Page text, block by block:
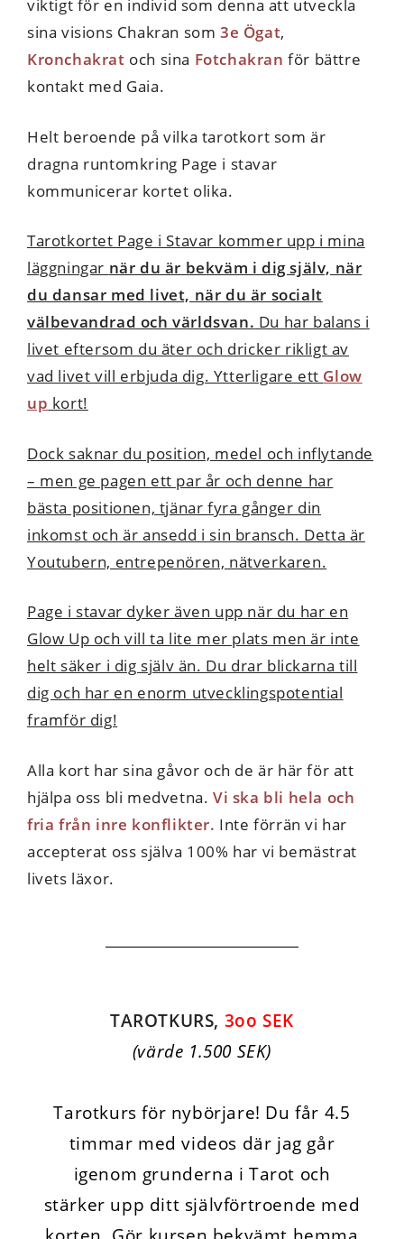
viktigt för en individ som denna att utveckla
sina visions Chakran som3e Ögat,
Kronchakrat och sina Fotchakran för bättre
kontakt med Gaia.
Helt beroende på vilka tarotkort som är
dragna runtomkring Page i stavar
kommunicerar kortet olika.
Tarotkortet Page i Stavar kommer upp i mina
läggningar när du är bekväm i dig själv, när
du dansar med livet, när du är socialt
välbevandrad och världsvan. Du har balans i
livet eftersom du äter och dricker rikligt av
vad livet vill erbjuda dig. Ytterligare ett Glow
up kort!
Dock saknar du position, medel och inflytande
– men ge pagen ett par år och denne har
bästa positionen, tjänar fyra gånger din
inkomst och är ansedd i sin bransch. Detta är
Youtubern, entrepenören, nätverkaren.
Page i stavar dyker även upp när du har en
Glow Up och vill ta lite mer plats men är inte
helt säker i dig själv än. Du drar blickarna till
dig och har en enorm utvecklingspotential
framför dig!
Alla kort har sina gåvor och de är här för att
hjälpa oss bli medvetna.Vi ska bli hela och
fria från inre konflikter. Inte förrän vi har
accepterat oss själva 100% har vi bemästrat
livets läxor.
TAROTKURS, 3oo SEK
(värde 1.500 SEK)
Tarotkurs för nybörjare! Du får 4.5
timmar med videos där jag går
igenom grunderna i Tarot och
stärker upp ditt självförtroende med